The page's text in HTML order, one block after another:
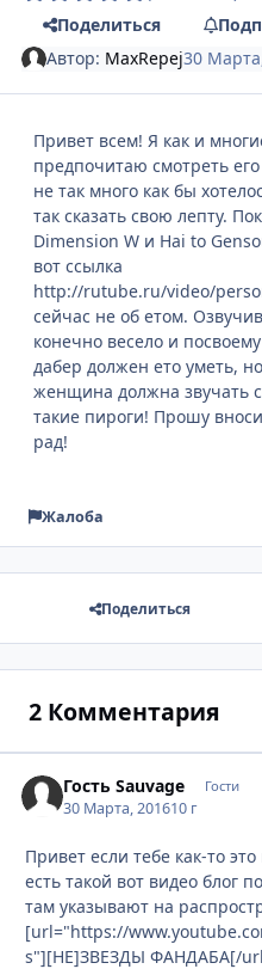
Поделиться
Автор: MaxRepej30
Привет всем! Я как и
предпочитаю смотреть
не так много как бы
так сказать свою лепту.
Dimension W и Hai to
вот ссылка
http://rutube.ru/video/
сейчас не об етом.
конечно весело и
дабер должен ето уметь,
женщина должна звучать
такие пироги! Прошу
рад!
Жалоба
Поделиться
2 Комментария
Гость Sauvage Гости
30 Марта, 201610 г
Привет если тебе как-то
есть такой вот видео блог
там указывают на
[url="https://
s"][НЕ]ЗВЕЗДЫ ФАНДАБА[/